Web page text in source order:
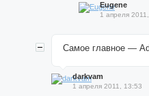
Eugene
1 апреля
Самое главное —
darkvam
1 апреля 2011, 13:53